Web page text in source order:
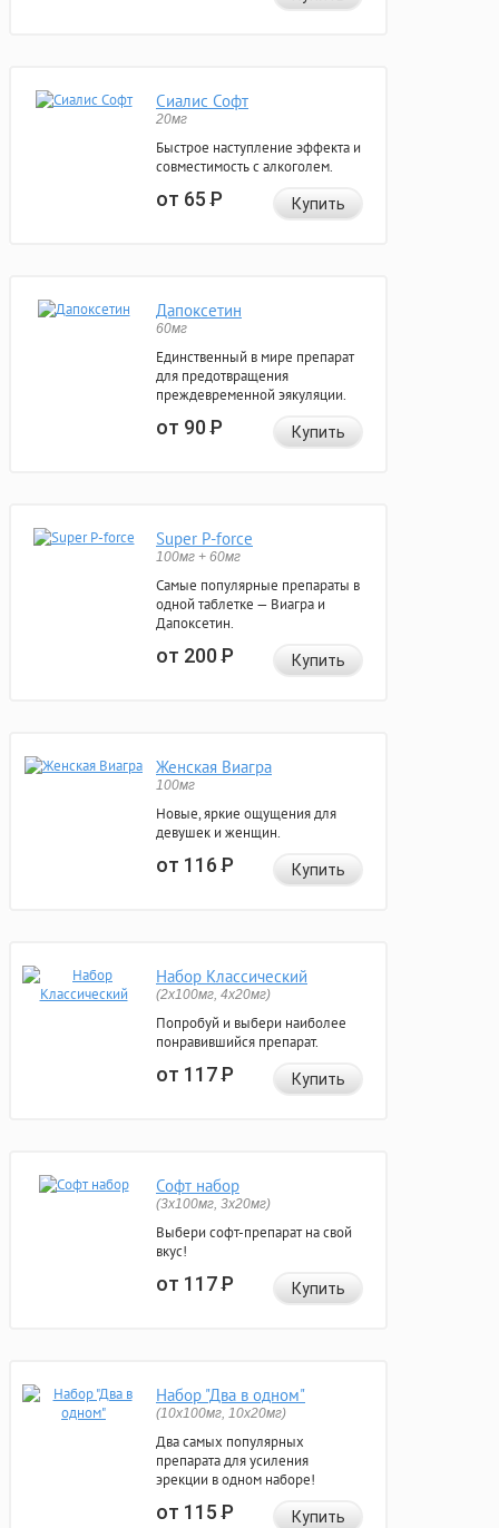
Сиалис Софт
20мг
Быстрое наступление эффекта и
совместимость с алкоголем.
от 65Р Купить
Дапоксетин
60мг
Единственный в мире препарат
для предотвращения
преждевременной эякуляции.
от 90Р Купить
Super P-force
100мг + 60мг
Самые популярные препараты в
одной таблетке — Виагра и
Дапоксетин.
от 200Р Купить
Женская Виагра
100мг
Новые, яркие ощущения для
девушек и женщин.
от 116Р Купить
Набор Классический
(2x100мг, 4x20мг)
Попробуй и выбери наиболее
понравившийся препарат.
от 117Р Купить
Софт набор
(3x100мг, 3x20мг)
Выбери софт-препарат на свой
вкус!
от 117Р Купить
Набор "Два в одном"
(10x100мг, 10x20мг)
Два самых популярных
препарата для усиления
эрекции в одном наборе!
от 115Р Купить